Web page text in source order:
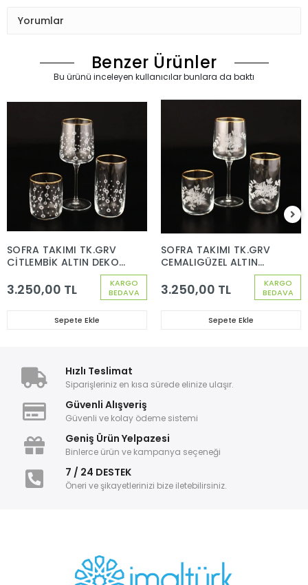
Yorumlar
Benzer Ürünler
Bu ürünü inceleyen kullanıcılar bunlara da baktı
KARGO
BEDAVA
SOFRA TAKIMI TK.GRV
ÇİTLEMBİK ALTIN DEKOR
PARÇA 6 KİŞİLİK
3.250,00 TL
Sepete Ekle
KARGO
BEDAVA
SOFRA TAKIMI TK.GRV
CEMALIGÜZEL ALTIN
DEKOR (112-805-229)
18 PARÇA 6 KİŞİLİK
3.250,00 TL
Sepete Ekle
Hızlı Teslimat
Siparişleriniz en kısa sürede elinize ulaşır.
Güvenli Alışveriş
Güvenli ve kolay ödeme sistemi
Geniş Ürün Yelpazesi
Binlerce ürün ve kampanya seçeneği
7 / 24 DESTEK
Öneri ve şikayetlerinizi bize iletebilirsiniz.